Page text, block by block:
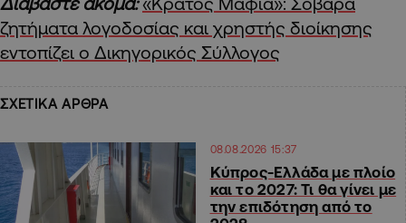
ζητήματα λογοδοσίας και χρηστής διοίκησης
εντοπίζει ο Δικηγορικός Σύλλογος
ΣΧΕΤΙΚΑ ΑΡΘΡΑ
08.08.2026 15:37
Κύπρος-Ελλάδα με πλοίο
και το 2027: Τι θα γίνει με
την επιδότηση από το